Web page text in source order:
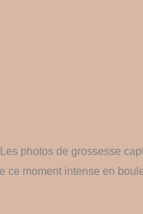
photos de grossesse
moment intense en